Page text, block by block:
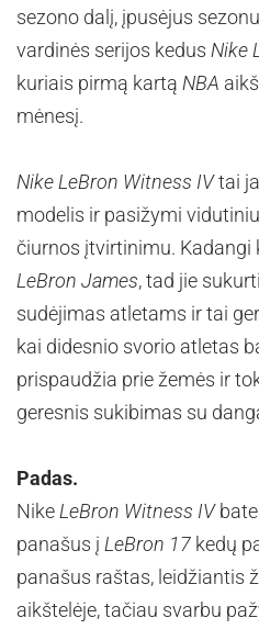
sezono dalį, įpusėjus
vardinės serijos kedus Nike
kuriais pirmą kartą NBA
mėnesį.
Nike LeBron Witness IVtai
modelis ir pasižymi
čiurnos įtvirtinimu. Kadangi
LeBron James, tad jie
sudėjimas atletams ir tai
kai didesnio svorio atletas
prispaudžia prie žemės ir
geresnis sukibimas su
Padas.
Nike LeBron Witness IV
panašus į LeBron 17 kedų
panašus raštas, leidžiantis
aikštelėje, tačiau svarbu